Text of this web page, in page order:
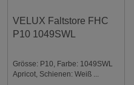
VELUX Faltstore FHC
P10 1049SWL
Grösse: P10, Farbe: 1049SWL
Apricot, Schienen: Weiß ...